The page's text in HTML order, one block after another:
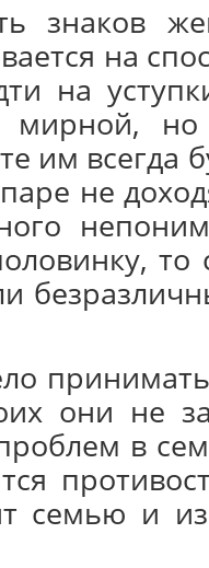
знаков
на
на
мирной,
им всегда
не
то
они не
в
семью и